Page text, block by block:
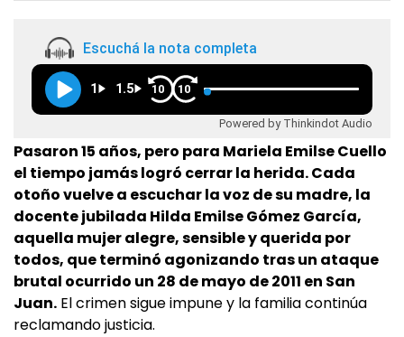
Escuchá la nota completa
1 1.5 10 10
Powered by Thinkindot Audio
Pasaron 15 años, pero para Mariela Emilse Cuello
el tiempo jamás logró cerrar la herida. Cada
otoño vuelve a escuchar la voz de su madre, la
docente jubilada Hilda Emilse Gómez García,
aquella mujer alegre, sensible y querida por
todos, que terminó agonizando tras un ataque
brutal ocurrido un 28 de mayo de 2011 en San
Juan. El crimen sigue impune y la familia continúa
reclamando justicia.